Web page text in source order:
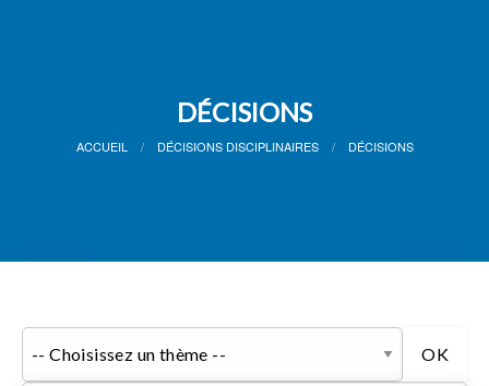
DÉCISIONS
ACCUEIL DÉCISIONS DISCIPLINAIRES DÉCISIONS